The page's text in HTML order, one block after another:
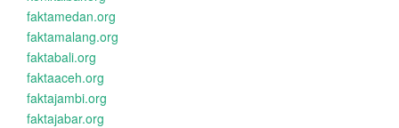
faktamedan.org
faktamalang.org
faktabali.org
faktaaceh.org
faktajambi.org
faktajabar.org